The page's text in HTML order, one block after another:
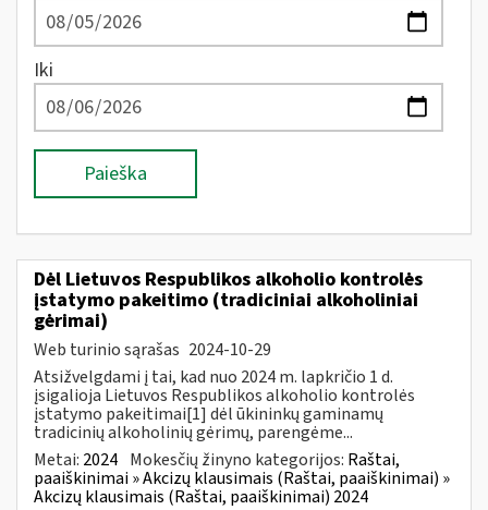
Iki
Paieška
Dėl Lietuvos Respublikos alkoholio kontrolės
įstatymo pakeitimo (tradiciniai alkoholiniai
gėrimai)
Web turinio sąrašas 2024-10-29
Atsižvelgdami į tai, kad nuo 2024 m. lapkričio 1 d.
įsigalioja Lietuvos Respublikos alkoholio kontrolės
įstatymo pakeitimai[1] dėl ūkininkų gaminamų
tradicinių alkoholinių gėrimų, parengėme...
Metai: 2024 Mokesčių žinyno kategorijos: Raštai,
paaiškinimai » Akcizų klausimais (Raštai, paaiškinimai) »
Akcizų klausimais (Raštai, paaiškinimai) 2024